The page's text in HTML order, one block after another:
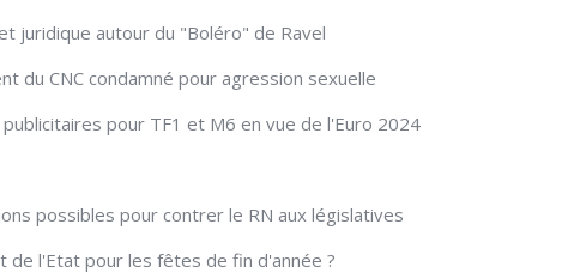
juridique autour du "Boléro" de Ravel
du CNC condamné pour agression sexuelle
pour TF1 et M6 en vue de l'Euro 2024
possibles pour contrer le RN aux législatives
de l'Etat pour les fêtes de fin d'année ?